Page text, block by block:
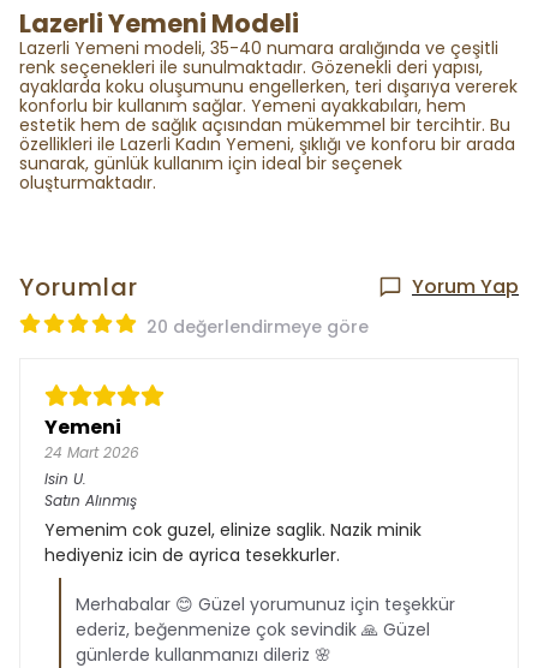
Lazerli Yemeni Modeli
Lazerli Yemeni modeli, 35-40 numara aralığında ve çeşitli
renk seçenekleri ile sunulmaktadır. Gözenekli deri yapısı,
ayaklarda koku oluşumunu engellerken, teri dışarıya vererek
konforlu bir kullanım sağlar. Yemeni ayakkabıları, hem
estetik hem de sağlık açısından mükemmel bir tercihtir. Bu
özellikleri ile Lazerli Kadın Yemeni, şıklığı ve konforu bir arada
sunarak, günlük kullanım için ideal bir seçenek
oluşturmaktadır.
Yorumlar Yorum Yap
20 değerlendirmeye göre
Yemeni
24 Mart 2026
Isin U.
Satın Alınmış
Yemenim cok guzel, elinize saglik. Nazik minik
hediyeniz icin de ayrica tesekkurler.
Merhabalar 😊 Güzel yorumunuz için teşekkür
ederiz, beğenmenize çok sevindik 🙏 Güzel
günlerde kullanmanızı dileriz 🌸